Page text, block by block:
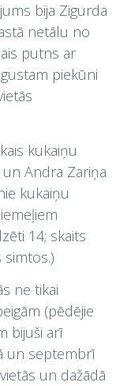
bija Zigurda
netālu no
putns ar
piekūni
kukaiņu
Andra Zariņa
kukaiņu
14; skaits
simtos.)
ne tikai
(pēdējie
bijuši arī
un septembrī
un dažādā